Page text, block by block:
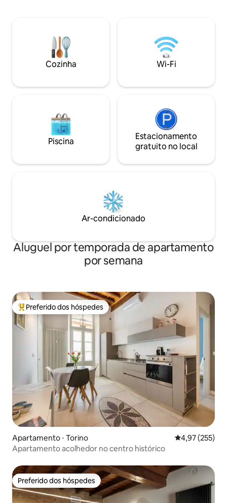
louça, ar
grandes, roupas
Cozinha Wi-Fi
Piscina
Estacionamento
gratuito no local
Ar-condicionado
Aluguel por temporada de apartamento
por semana
Entre os melhores preferidos dos hóspedes
Preferido dos hóspedes
Apartamento ⋅ Torino 4,97 de uma
4,97 (255)
Apartamento acolhedor no centro histórico
Preferido dos hóspedes
Preferido dos hóspedes